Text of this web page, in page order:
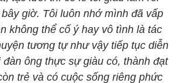
giờ. Tôi luôn nhớ mình đã vấp
không thể cố ý hay vô tình là tác
tương tự như vậy tiếp tục diễn
ông thực sự giàu có, thành đạt
trẻ và có cuộc sống riêng phức